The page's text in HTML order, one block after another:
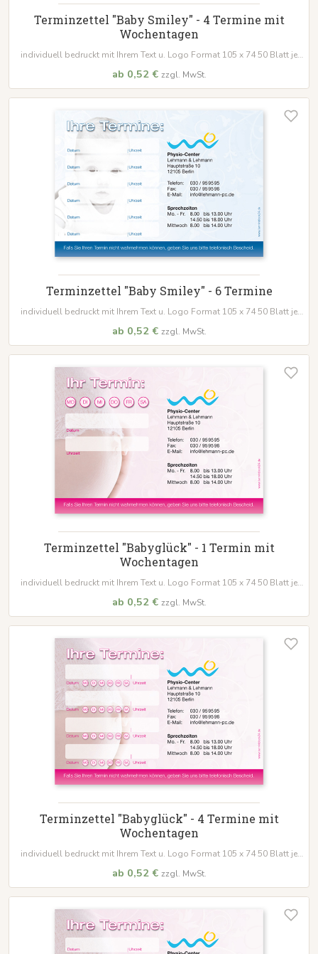
Terminzettel "Baby Smiley" - 4 Termine mit
Wochentagen
individuell bedruckt mit Ihrem Text u. Logo Format 105 x 74 50 Blatt je
ab 0,52 € zzgl. MwSt.
Terminzettel "Baby Smiley" - 6 Termine
individuell bedruckt mit Ihrem Text u. Logo Format 105 x 74 50 Blatt je
ab 0,52 € zzgl. MwSt.
Terminzettel "Babyglück" - 1 Termin mit
Wochentagen
individuell bedruckt mit Ihrem Text u. Logo Format 105 x 74 50 Blatt je
ab 0,52 € zzgl. MwSt.
Terminzettel "Babyglück" - 4 Termine mit
Wochentagen
individuell bedruckt mit Ihrem Text u. Logo Format 105 x 74 50 Blatt je
ab 0,52 € zzgl. MwSt.